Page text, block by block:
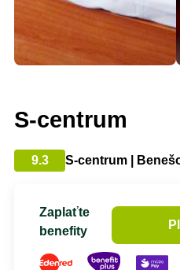
S-centrum
9.3 S-centrum |
Zaplaťte
benefity